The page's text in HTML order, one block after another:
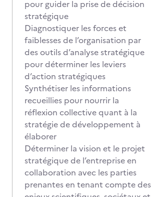
pour guider la prise de décision
stratégique
Diagnostiquer les forces et
faiblesses de l’organisation par
des outils d’analyse stratégique
pour déterminer les leviers
d’action stratégiques
Synthétiser les informations
recueillies pour nourrir la
réflexion collective quant à la
stratégie de développement à
élaborer
Déterminer la vision et le projet
stratégique de l’entreprise en
collaboration avec les parties
prenantes en tenant compte des